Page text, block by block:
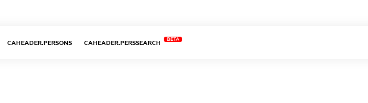
CAHEADER.PERSONS CAHEADER.PERSSEARCH
BETA